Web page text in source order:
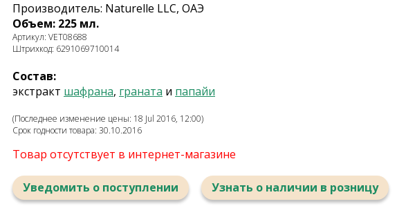
Производитель: Naturelle LLC, ОАЭ
Объем: 225 мл.
Артикул: VET08688
Штрихкод: 6291069710014
Состав:
экстракт шафрана, граната и папайи
(Последнее изменение цены: 18 Jul 2016, 12:00)
Срок годности товара: 30.10.2016
Товар отсутствует в интернет-магазине
Уведомить о поступлении Узнать о наличии в розницу